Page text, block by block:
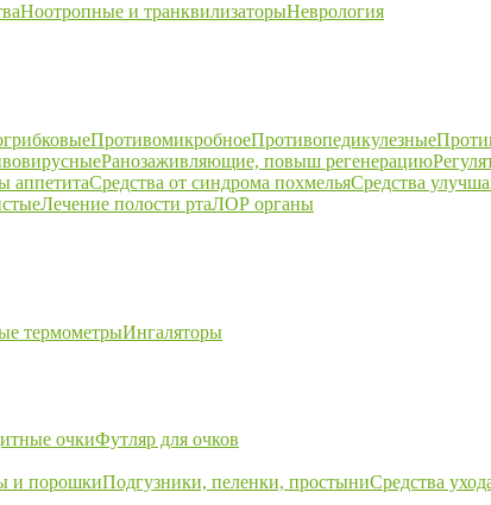
Ноотропные и транквилизаторыНеврология
ПротивомикробноеПротивопедикулезные
Ранозаживляющие, повыш регенерацию
аппетитаСредства от синдрома похмельяСредства
Лечение полости ртаЛОР органы
термометрыИнгаляторы
очкиФутляр для очков
и порошкиПодгузники, пеленки, простыниСредства